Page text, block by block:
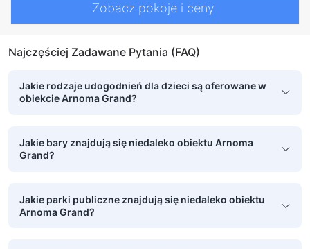
Zobacz pokoje i ceny
Najczęściej Zadawane Pytania (FAQ)
Jakie rodzaje udogodnień dla dzieci są oferowane w
obiekcie Arnoma Grand?
Jakie bary znajdują się niedaleko obiektu Arnoma
Grand?
Jakie parki publiczne znajdują się niedaleko obiektu
Arnoma Grand?